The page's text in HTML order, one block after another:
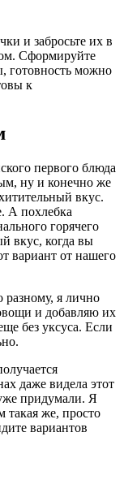
и забросьте их в
Сформируйте
готовность можно
к
первого блюда
ну и конечно же
вкус.
А похлебка
горячего
вкус, когда вы
вариант от нашего
разному, я лично
и добавляю их
без уксуса. Если
даже видела этот
придумали. Я
такая же, просто
вариантов